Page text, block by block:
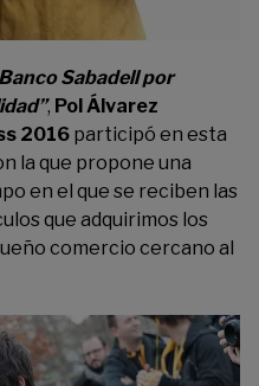
Sabadell por
, Pol Álvarez
2016 participó en esta
la que propone una
en el que se reciben las
que adquirimos los
comercio cercano al